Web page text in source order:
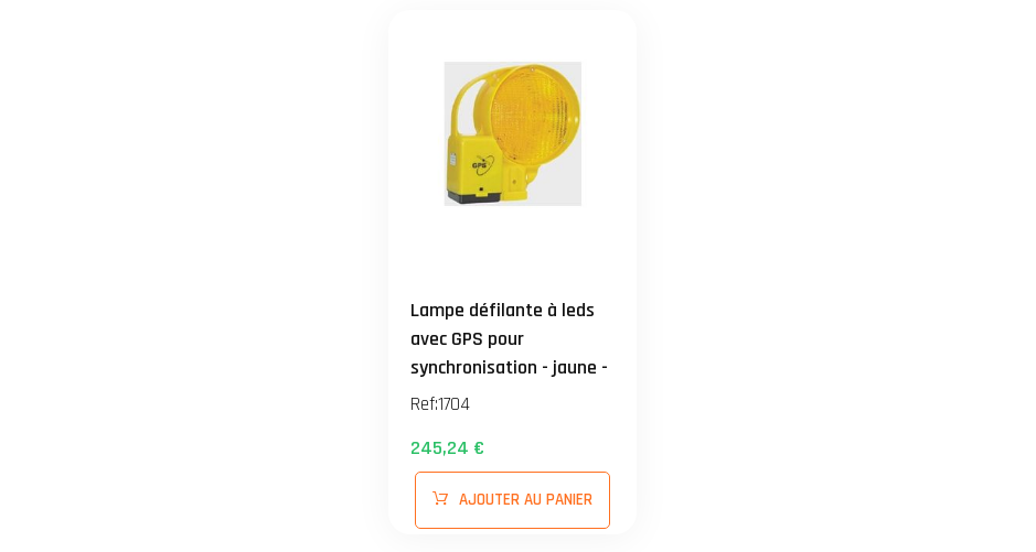
Lampe défilante à leds
avec GPS pour
synchronisation - jaune -
diam 200mm pour
Ref:1704
245,24 €
AJOUTER AU PANIER